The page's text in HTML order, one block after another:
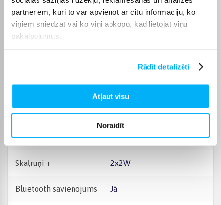
partneriem, kuri to var apvienot ar citu informāciju, ko
viņiem sniedzat vai ko viņi apkopo, kad lietojat viņu
pakalpojumus.
Rādīt detalizēti
Atļaut visu
Noraidīt
Displeja biežums 144 Hz
Sērija
Ekrāna diagonāle, " 15.6
Ekrāna izšķirtspēja 2. FHD / FHD+
Operētājsistēma Windows 11
Skaļruņi + 2x2W
Bluetooth savienojums Jā